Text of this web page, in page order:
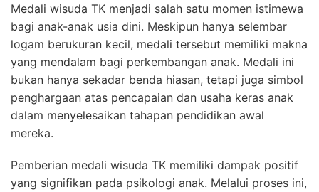
Medali wisuda TK menjadi salah satu momen istimewa
bagi anak-anak usia dini. Meskipun hanya selembar
logam berukuran kecil, medali tersebut memiliki makna
yang mendalam bagi perkembangan anak. Medali ini
bukan hanya sekadar benda hiasan, tetapi juga simbol
penghargaan atas pencapaian dan usaha keras anak
dalam menyelesaikan tahapan pendidikan awal
mereka.
Pemberian medali wisuda TK memiliki dampak positif
yang signifikan pada psikologi anak. Melalui proses ini,